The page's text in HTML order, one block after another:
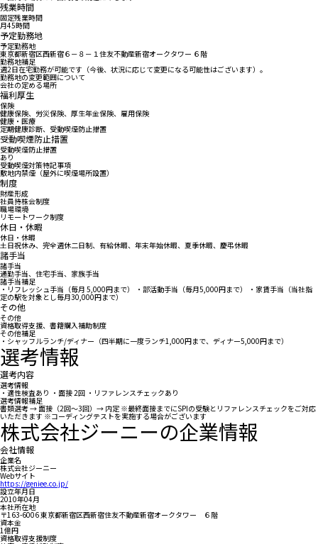
残業時間
固定残業時間
月45時間
予定勤務地
予定勤務地
東京都新宿区西新宿６－８－１住友不動産新宿オークタワー ６階
勤務地補足
週2日在宅勤務が可能です（今後、状況に応じて変更になる可能性はございます）。
勤務地の変更範囲について
会社の定める場所
福利厚生
保険
健康保険、労災保険、厚生年金保険、雇用保険
健康・医療
定期健康診断、受動喫煙防止措置
受動喫煙防止措置
受動喫煙防止措置
あり
受動喫煙対策特記事項
敷地内禁煙（屋外に喫煙場所設置）
制度
財産形成
社員持株会制度
職場環境
リモートワーク制度
休日・休暇
休日・休暇
土日祝休み、完全週休二日制、有給休暇、年末年始休暇、夏季休暇、慶弔休暇
諸手当
諸手当
通勤手当、住宅手当、家族手当
諸手当補足
・リフレッシュ手当（毎月 5,000円まで） ・部活動手当（毎月5,000円まで） ・家賃手当（当社指
定の駅を対象とし毎月30,000円まで）
その他
その他
資格取得支援、書籍購入補助制度
その他補足
・シャッフルランチ/ディナー（四半期に一度ランチ1,000円まで、ディナー5,000円まで）
選考情報
選考内容
選考情報
・適性検査あり ・面接 2回 ・リファレンスチェックあり
選考情報補足
書類選考 → 面接（2回～3回）→ 内定 ※最終面接までにSPIの受験とリファレンスチェックをご対応
いただきます ※コーディングテストを実施する場合がございます
株式会社ジーニーの企業情報
会社情報
企業名
株式会社ジーニー
Webサイト
https://geniee.co.jp/
設立年月日
2010年04月
本社所在地
〒163-6006 東京都新宿区西新宿住友不動産新宿オークタワー ６階
資本金
1億円
資格取得支援制度